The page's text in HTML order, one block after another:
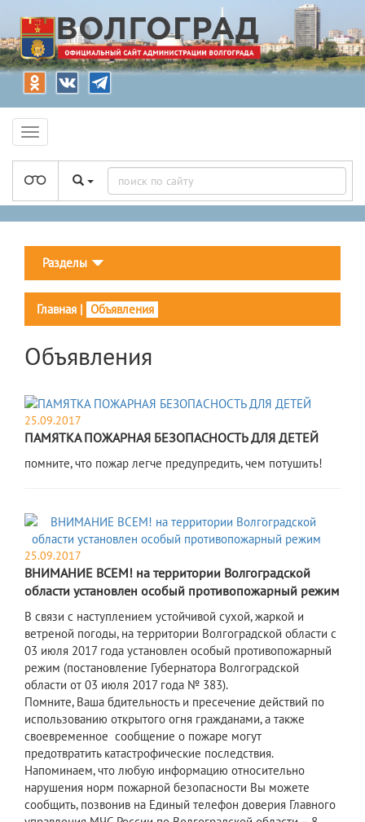
Разделы
Главная | Объявления
Объявления
25.09.2017
ПАМЯТКА ПОЖАРНАЯ БЕЗОПАСНОСТЬ ДЛЯ ДЕТЕЙ
помните, что пожар легче предупредить, чем потушить!
25.09.2017
ВНИМАНИЕ ВСЕМ! на территории Волгоградской
области установлен особый противопожарный режим
В связи с наступлением устойчивой сухой, жаркой и
ветреной погоды, на территории Волгоградской области с
03 июля 2017 года установлен особый противопожарный
режим (постановление Губернатора Волгоградской
области от 03 июля 2017 года № 383).
Помните, Ваша бдительность и пресечение действий по
использованию открытого огня гражданами, а также
своевременное сообщение о пожаре могут
предотвратить катастрофические последствия.
Напоминаем, что любую информацию относительно
нарушения норм пожарной безопасности Вы можете
сообщить, позвонив на Единый телефон доверия Главного